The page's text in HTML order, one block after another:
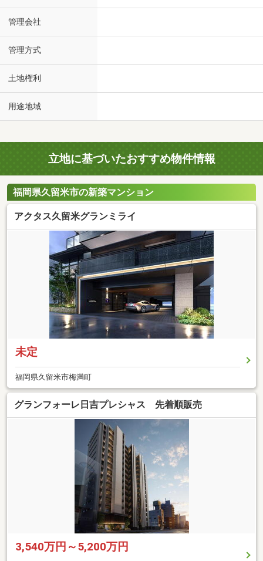
管理会社
管理方式
土地権利
用途地域
立地に基づいたおすすめ物件情報
福岡県久留米市の新築マンション
アクタス久留米グランミライ
未定
福岡県久留米市梅満町
グランフォーレ日吉プレシャス 先着順販売
3,540万円～5,200万円